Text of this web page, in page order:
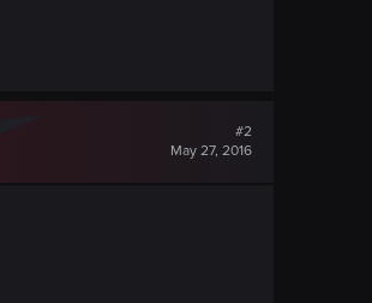
#2
May 27, 2016